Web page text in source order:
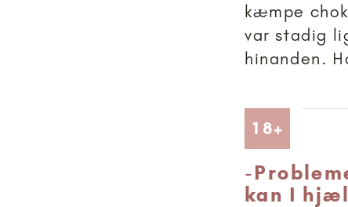
kæmpe
var stadig
hinanden.
18+
-
kan I